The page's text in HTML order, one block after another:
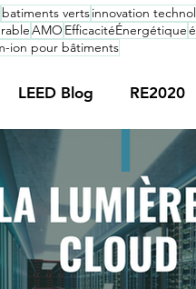
batiments vertsinnovation
AMO EfficacitéÉnergétique
ion pour bâtiments
LEED Blog RE2020
Distinctions